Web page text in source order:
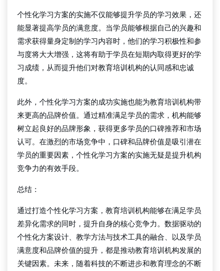
个性化学习方案的实施不仅能够提升学员的学习效果，还
能显著提高学员的满意度。当学员能够根据自己的兴趣和
需求获得量身定制的学习内容时，他们的学习积极性和参
与度将大大增强，这将有助于学员在短期内取得更好的学
习成绩，从而提升他们对教育培训机构的认同感和忠诚
度。
此外，个性化学习方案的成功实施也能为教育培训机构带
来更高的品牌价值。通过精准满足学员的需求，机构能够
树立起良好的品牌形象，获得更多学员的口碑推荐和市场
认可。在激烈的市场竞争中，口碑和品牌价值是吸引潜在
学员的重要因素，个性化学习方案的实施无疑是提升机构
竞争力的有效手段。
总结：
通过打造个性化学习方案，教育培训机构能够在满足学员
差异化需求的同时，提升自身的核心竞争力。数据驱动的
个性化方案设计、教学方法与技术工具的融合、以及学员
满意度和品牌价值的提升，都是推动教育培训机构发展的
关键因素。未来，随着科技的不断进步和教育理念的不断